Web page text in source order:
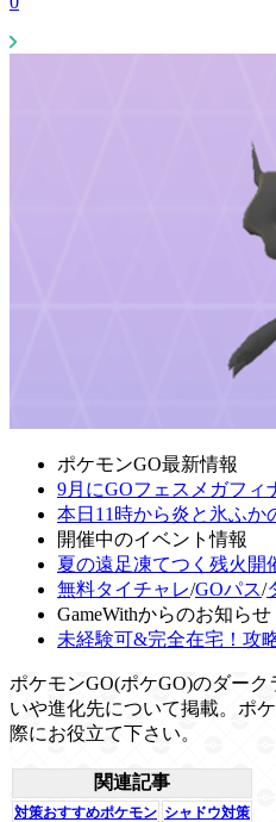
ポケモンGO最新情報
9月にGOフェスメガフィ
本日11時から炎と氷ふか
開催中のイベント情報
夏の遠足凍てつく残火開
無料タイチャレ/GOパス/
GameWithからのお知らせ
未経験可&完全在宅！攻
ポケモンGO(ポケGO)のダー
いや進化先について掲載。ポ
際にお役立て下さい。
関連記事
対策おすすめポケモン シャドウ対策